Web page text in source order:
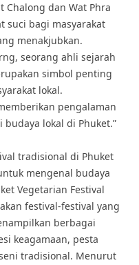
Chalong dan Wat Phra
suci bagi masyarakat
menakjubkan.
seorang ahli sejarah
simbol penting
lokal.
pengalaman
lokal di Phuket.”
tradisional di Phuket
mengenal budaya
Vegetarian Festival
festival-festival yang
berbagai
keagamaan, pesta
tradisional. Menurut